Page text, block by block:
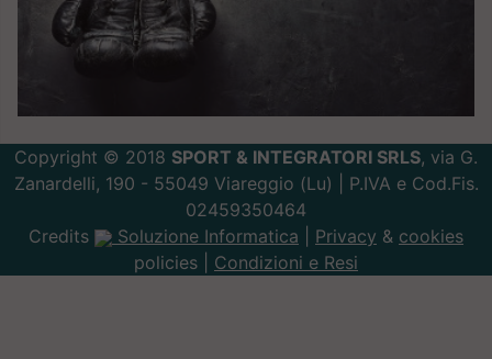
Copyright © 2018 SPORT & INTEGRATORI SRLS, via G.
Zanardelli, 190 - 55049 Viareggio (Lu) | P.IVA e Cod.Fis.
02459350464
Credits
Soluzione Informatica Privacy & cookies
policies | Condizioni e Resi